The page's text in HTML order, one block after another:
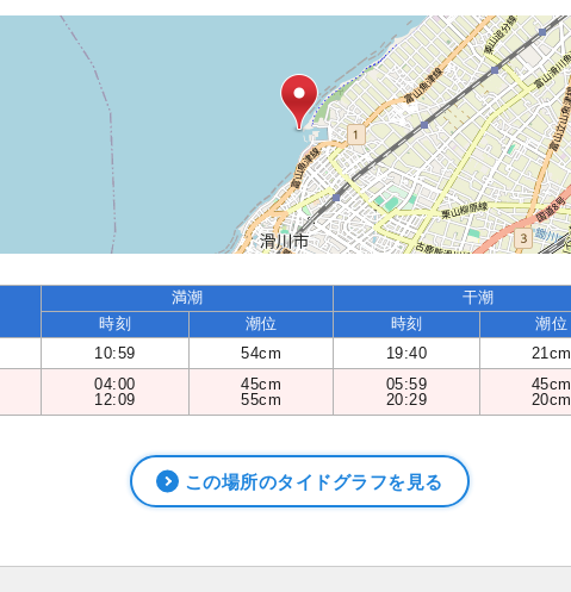
満潮 干潮
時刻 潮位 時刻
潮位
10:59 54cm 19:40 21cm
04:00
12:09
45cm
55cm
05:59
20:29
45cm
20cm
この場所のタイドグラフを見る